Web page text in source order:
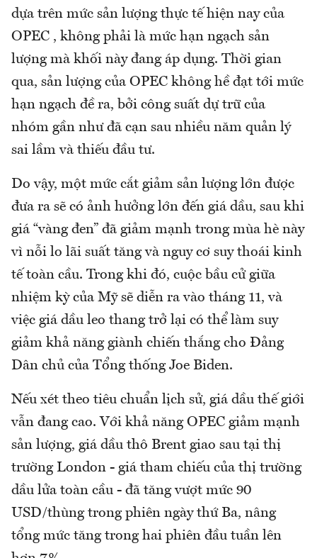
dựa trên mức sản lượng thực tế hiện nay của
OPEC , không phải là mức hạn ngạch sản
lượng mà khối này đang áp dụng. Thời gian
qua, sản lượng của OPEC không hề đạt tới mức
hạn ngạch đề ra, bởi công suất dự trữ của
nhóm gần như đã cạn sau nhiều năm quản lý
sai lầm và thiếu đầu tư.
Do vậy, một mức cắt giảm sản lượng lớn được
đưa ra sẽ có ảnh hưởng lớn đến giá dầu, sau khi
giá “vàng đen” đã giảm mạnh trong mùa hè này
vì nỗi lo lãi suất tăng và nguy cơ suy thoái kinh
tế toàn cầu. Trong khi đó, cuộc bầu cử giữa
nhiệm kỳ của Mỹ sẽ diễn ra vào tháng 11, và
việc giá dầu leo thang trở lại có thể làm suy
giảm khả năng giành chiến thắng cho Đảng
Dân chủ của Tổng thống Joe Biden.
Nếu xét theo tiêu chuẩn lịch sử, giá dầu thế giới
vẫn đang cao. Với khả năng OPEC giảm mạnh
sản lượng, giá dầu thô Brent giao sau tại thị
trường London - giá tham chiếu của thị trường
dầu lửa toàn cầu - đã tăng vượt mức 90
USD/thùng trong phiên ngày thứ Ba, nâng
tổng mức tăng trong hai phiên đầu tuần lên